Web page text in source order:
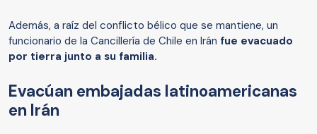
Además, a raíz del conflicto bélico que se mantiene, un
funcionario de la Cancillería de Chile en Irán fue evacuado
por tierra junto a su familia.
Evacúan embajadas latinoamericanas
en Irán